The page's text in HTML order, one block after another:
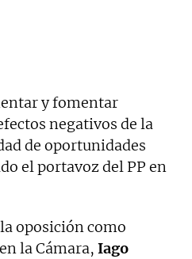
y fomentar
negativos de la
de oportunidades
el portavoz del PP en
oposición como
la Cámara, Iago